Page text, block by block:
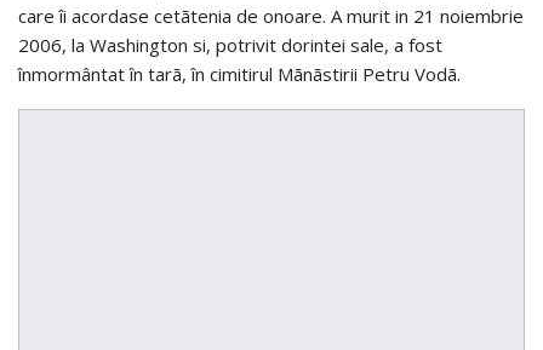
care îi acordase cetãtenia de onoare. A murit in 21 noiembrie
2006, la Washington si, potrivit dorintei sale, a fost
înmormântat în tarã, în cimitirul Mãnãstirii Petru Vodã.